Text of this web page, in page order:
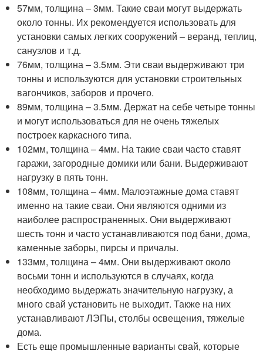
57мм, толщина – 3мм. Такие сваи могут выдержать
около тонны. Их рекомендуется использовать для
установки самых легких сооружений – веранд, теплиц,
санузлов и т.д.
76мм, толщина – 3.5мм. Эти сваи выдерживают три
тонны и используются для установки строительных
вагончиков, заборов и прочего.
89мм, толщина – 3.5мм. Держат на себе четыре тонны
и могут использоваться для не очень тяжелых
построек каркасного типа.
102мм, толщина – 4мм. На такие сваи часто ставят
гаражи, загородные домики или бани. Выдерживают
нагрузку в пять тонн.
108мм, толщина – 4мм. Малоэтажные дома ставят
именно на такие сваи. Они являются одними из
наиболее распространенных. Они выдерживают
шесть тонн и часто устанавливаются под бани, дома,
каменные заборы, пирсы и причалы.
133мм, толщина – 4мм. Они выдерживают около
восьми тонн и используются в случаях, когда
необходимо выдержать значительную нагрузку, а
много свай установить не выходит. Также на них
устанавливают ЛЭПы, столбы освещения, тяжелые
дома.
Есть еще промышленные варианты свай, которые